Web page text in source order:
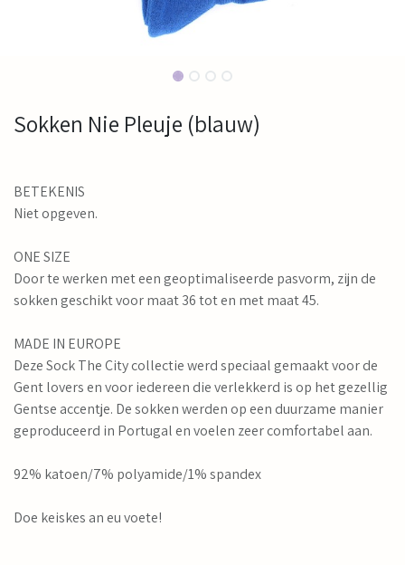
Sokken Nie Pleuje (blauw)
BETEKENIS
Niet opgeven.
ONE SIZE
Door te werken met een geoptimaliseerde pasvorm, zijn de
sokken geschikt voor maat 36 tot en met maat 45.
MADE IN EUROPE
Deze Sock The City collectie werd speciaal gemaakt voor de
Gent lovers en voor iedereen die verlekkerd is op het gezellig
Gentse accentje. De sokken werden op een duurzame manier
geproduceerd in Portugal en voelen zeer comfortabel aan.
92% katoen/7% polyamide/1% spandex
Doe keiskes an eu voete!